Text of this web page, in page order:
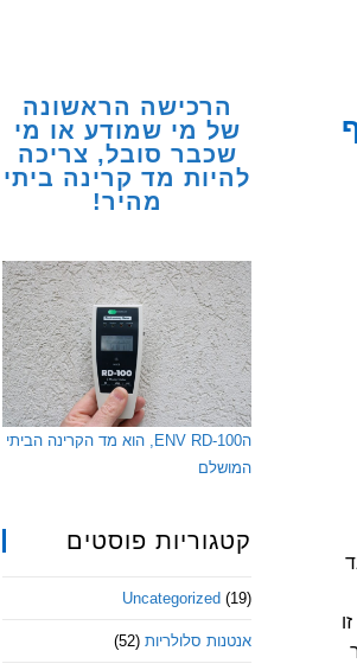
הרכישה הראשונה
של מי שמודע או מי
שכבר סובל, צריכה
להיות מד קרינה ביתי
מהיר!
הENV RD-100, הוא מד הקרינה הביתי
המושלם
קטגוריות פוסטים
Uncategorized (19)
אנטנות סלולריות (52)